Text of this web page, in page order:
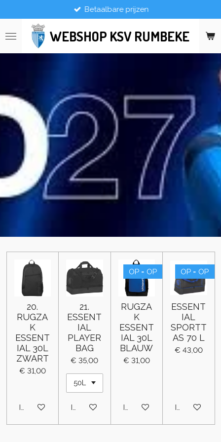
direct
naar
de
hoofdinhoud
WEBSHOP KSV RUMBEKE
Betaalbare prijzen
20.
RUGZA
K
ESSENT
IAL 30L
ZWART
€ 31,00
In winkelwagen
21.
ESSENT
IAL
PLAYER
BAG
€ 35,00
In winkelwagen
OP = OP
RUGZA
K
ESSENT
IAL 30L
BLAUW
€ 31,00
In winkelwagen
OP = OP
ESSENT
IAL
SPORTT
AS 70 L
€ 43,00
In